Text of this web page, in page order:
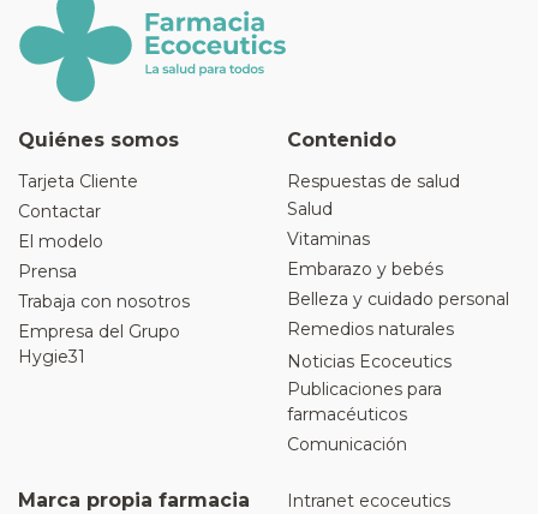
Quiénes somos
Tarjeta Cliente
Contactar
El modelo
Prensa
Trabaja con nosotros
Empresa del Grupo
Hygie31
Contenido
Respuestas de salud
Salud
Vitaminas
Embarazo y bebés
Belleza y cuidado personal
Remedios naturales
Noticias Ecoceutics
Publicaciones para
farmacéuticos
Comunicación
Marca propia farmacia
Intranet ecoceutics